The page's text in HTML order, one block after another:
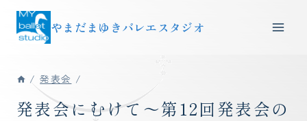
やまだまゆきバレエスタジオ
/ 発表会 /
発表会にむけて～第12回発表会の